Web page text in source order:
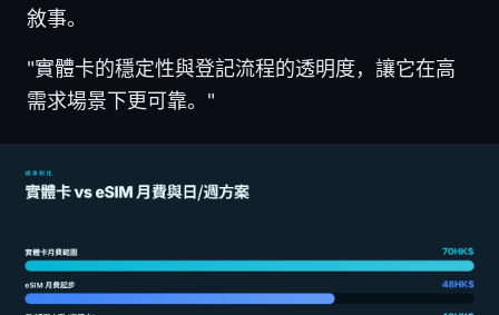
敘事。
"實體卡的穩定性與登記流程的透明度，讓它在高
需求場景下更可靠。"